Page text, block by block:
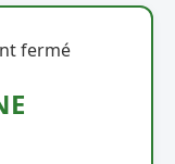
fermé